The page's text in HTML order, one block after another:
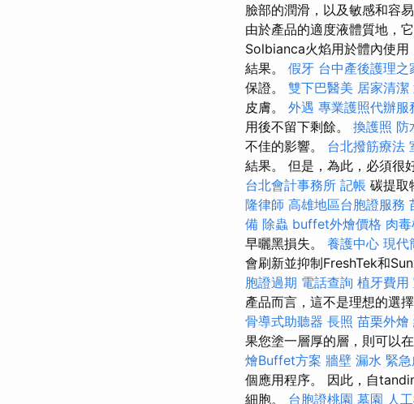
臉部的潤滑，以及敏感和容
由於產品的適度液體質地，
Solbianca火焰用於體內使
結果。 假牙 台中產後護理之
保證。 雙下巴醫美 居家清潔
皮膚。 外遇 專業護照代辦服
用後不留下剩餘。 換護照 防
不佳的影響。 台北撥筋療法
結果。 但是，為此，必須很
台北會計事務所 記帳 碳提取
隆律師 高雄地區台胞證服務
備 除蟲 buffet外燴價格 肉
早曬黑損失。 養護中心 現代
會刷新並抑制FreshTek和
胞證過期 電話查詢 植牙費用
產品而言，這不是理想的選擇
骨導式助聽器 長照 苗栗外燴
果您塗一層厚的層，則可以
燴Buffet方案 牆壁 漏水 緊急
個應用程序。 因此，自
細胞。 台胞證桃園 墓園 人